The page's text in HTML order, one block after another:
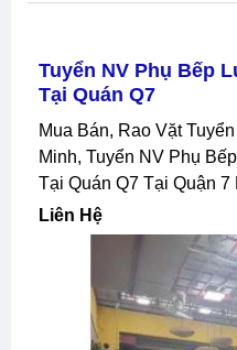
Tuyển NV Phụ Bếp
Tại Quán Q7
Mua Bán, Rao Vặt Tuyển Dụng Quận 7 Hồ Chí
Minh, Tuyển NV Phụ
Tại Quán Q7 Tại Quận 7
Liên Hệ